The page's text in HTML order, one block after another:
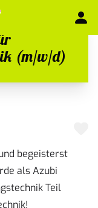
(m/w/d)
begeisterst
als Azubi
Teil